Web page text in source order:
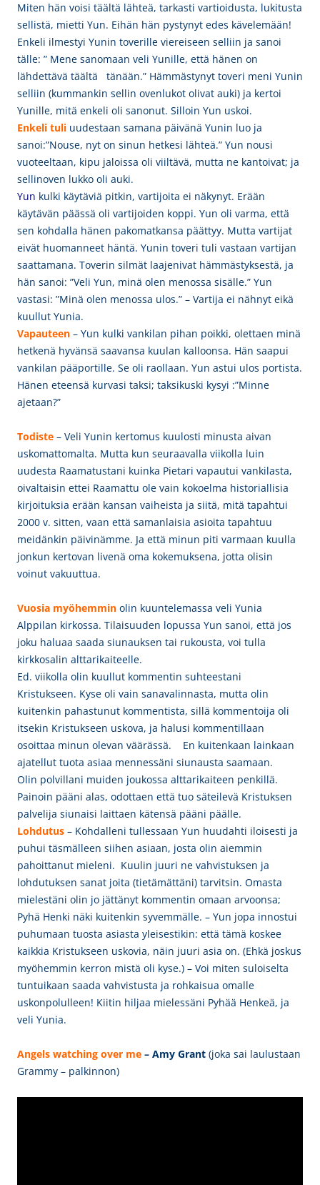
Miten hän voisi täältä lähteä, tarkasti vartioidusta, lukitusta
sellistä, mietti Yun. Eihän hän pystynyt edes kävelemään!
Enkeli ilmestyi Yunin toverille viereiseen selliin ja sanoi
tälle: ” Mene sanomaan veli Yunille, että hänen on
lähdettävä täältä tänään.” Hämmästynyt toveri meni Yunin
selliin (kummankin sellin ovenlukot olivat auki) ja kertoi
Yunille, mitä enkeli oli sanonut. Silloin Yun uskoi.
Enkeli tuli uudestaan samana päivänä Yunin luo ja
sanoi:”Nouse, nyt on sinun hetkesi lähteä.” Yun nousi
vuoteeltaan, kipu jaloissa oli viiltävä, mutta ne kantoivat; ja
sellinoven lukko oli auki.
Yun kulki käytäviä pitkin, vartijoita ei näkynyt. Erään
käytävän päässä oli vartijoiden koppi. Yun oli varma, että
sen kohdalla hänen pakomatkansa päättyy. Mutta vartijat
eivät huomanneet häntä. Yunin toveri tuli vastaan vartijan
saattamana. Toverin silmät laajenivat hämmästyksestä, ja
hän sanoi: ”Veli Yun, minä olen menossa sisälle.” Yun
vastasi: ”Minä olen menossa ulos.” – Vartija ei nähnyt eikä
kuullut Yunia.
Vapauteen – Yun kulki vankilan pihan poikki, olettaen minä
hetkenä hyvänsä saavansa kuulan kalloonsa. Hän saapui
vankilan pääportille. Se oli raollaan. Yun astui ulos portista.
Hänen eteensä kurvasi taksi; taksikuski kysyi :”Minne
ajetaan?”
Todiste – Veli Yunin kertomus kuulosti minusta aivan
uskomattomalta. Mutta kun seuraavalla viikolla luin
uudesta Raamatustani kuinka Pietari vapautui vankilasta,
oivaltaisin ettei Raamattu ole vain kokoelma historiallisia
kirjoituksia erään kansan vaiheista ja siitä, mitä tapahtui
2000 v. sitten, vaan että samanlaisia asioita tapahtuu
meidänkin päivinämme. Ja että minun piti varmaan kuulla
jonkun kertovan livenä oma kokemuksena, jotta olisin
voinut vakuuttua.
Vuosia myöhemmin olin kuuntelemassa veli Yunia
Alppilan kirkossa. Tilaisuuden lopussa Yun sanoi, että jos
joku haluaa saada siunauksen tai rukousta, voi tulla
kirkkosalin alttarikaiteelle.
Ed. viikolla olin kuullut kommentin suhteestani
Kristukseen. Kyse oli vain sanavalinnasta, mutta olin
kuitenkin pahastunut kommentista, sillä kommentoija oli
itsekin Kristukseen uskova, ja halusi kommentillaan
osoittaa minun olevan väärässä. En kuitenkaan lainkaan
ajatellut tuota asiaa mennessäni siunausta saamaan.
Olin polvillani muiden joukossa alttarikaiteen penkillä.
Painoin pääni alas, odottaen että tuo säteilevä Kristuksen
palvelija siunaisi laittaen kätensä pääni päälle.
Lohdutus – Kohdalleni tullessaan Yun huudahti iloisesti ja
puhui täsmälleen siihen asiaan, josta olin aiemmin
pahoittanut mieleni. Kuulin juuri ne vahvistuksen ja
lohdutuksen sanat joita (tietämättäni) tarvitsin. Omasta
mielestäni olin jo jättänyt kommentin omaan arvoonsa;
Pyhä Henki näki kuitenkin syvemmälle. – Yun jopa innostui
puhumaan tuosta asiasta yleisestikin: että tämä koskee
kaikkia Kristukseen uskovia, näin juuri asia on. (Ehkä joskus
myöhemmin kerron mistä oli kyse.) – Voi miten suloiselta
tuntuikaan saada vahvistusta ja rohkaisua omalle
uskonpolulleen! Kiitin hiljaa mielessäni Pyhää Henkeä, ja
veli Yunia.
Angels watching over me – Amy Grant (joka sai laulustaan
Grammy – palkinnon)